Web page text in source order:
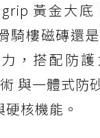
黃金大
騎樓磁磚還
，搭配防
與一體式防
核機能。